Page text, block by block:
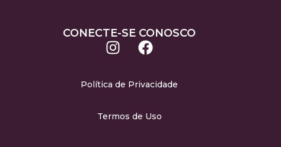
CONECTE-SE CONOSCO
Política de Privacidade
Termos de Uso